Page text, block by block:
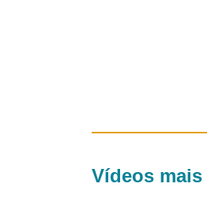
Vídeos